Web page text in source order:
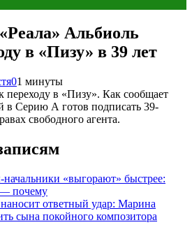
Альбиоль
в «Пизу» в 39 лет
01 минуты
переходу в «Пизу». Как сообщает
Серию А готов подписать 39-
свободного агента.
«выгорают» быстрее:
— почему
ответный удар: Марина
сына покойного композитора